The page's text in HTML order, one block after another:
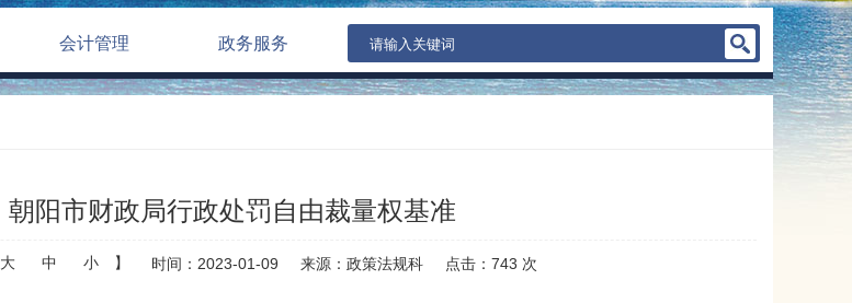
会计管理 政务服务
朝阳市财政局行政处罚自由裁量权基准
大 中 小 】 时间：2023-01-09 来源：政策法规科 点击：743 次